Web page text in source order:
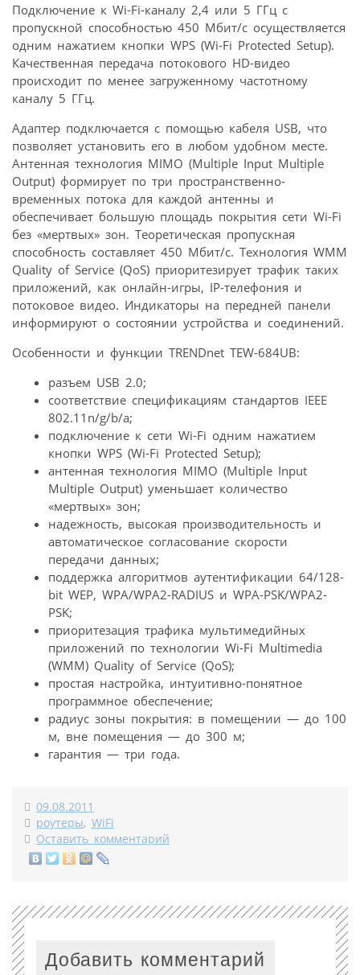
Подключение к Wi-Fi-каналу 2,4 или 5 ГГц с
пропускной способностью 450 Мбит/с осуществляется
одним нажатием кнопки WPS (Wi-Fi Protected Setup).
Качественная передача потокового HD-видео
происходит по менее загруженному частотному
каналу 5 ГГц.
Адаптер подключается с помощью кабеля USB, что
позволяет установить его в любом удобном месте.
Антенная технология MIMO (Multiple Input Multiple
Output) формирует по три пространственно-
временных потока для каждой антенны и
обеспечивает большую площадь покрытия сети Wi-Fi
без «мертвых» зон. Теоретическая пропускная
способность составляет 450 Мбит/с. Технология WMM
Quality of Service (QoS) приоритезирует трафик таких
приложений, как онлайн-игры, IP-телефония и
потоковое видео. Индикаторы на передней панели
информируют о состоянии устройства и соединений.
Особенности и функции TRENDnet TEW-684UB:
разъем USB 2.0;
соответствие спецификациям стандартов IEEE
802.11n/g/b/a;
подключение к сети Wi-Fi одним нажатием
кнопки WPS (Wi-Fi Protected Setup);
антенная технология MIMO (Multiple Input
Multiple Output) уменьшает количество
«мертвых» зон;
надежность, высокая производительность и
автоматическое согласование скорости
передачи данных;
поддержка алгоритмов аутентификации 64/128-
bit WEP, WPA/WPA2-RADIUS и WPA-PSK/WPA2-
PSK;
приоритезация трафика мультимедийных
приложений по технологии Wi-Fi Multimedia
(WMM) Quality of Service (QoS);
простая настройка, интуитивно-понятное
программное обеспечение;
радиус зоны покрытия: в помещении — до 100
м, вне помещения — до 300 м;
гарантия — три года.
09.08.2011
роутеры, WiFi
Оставить комментарий
Добавить комментарий